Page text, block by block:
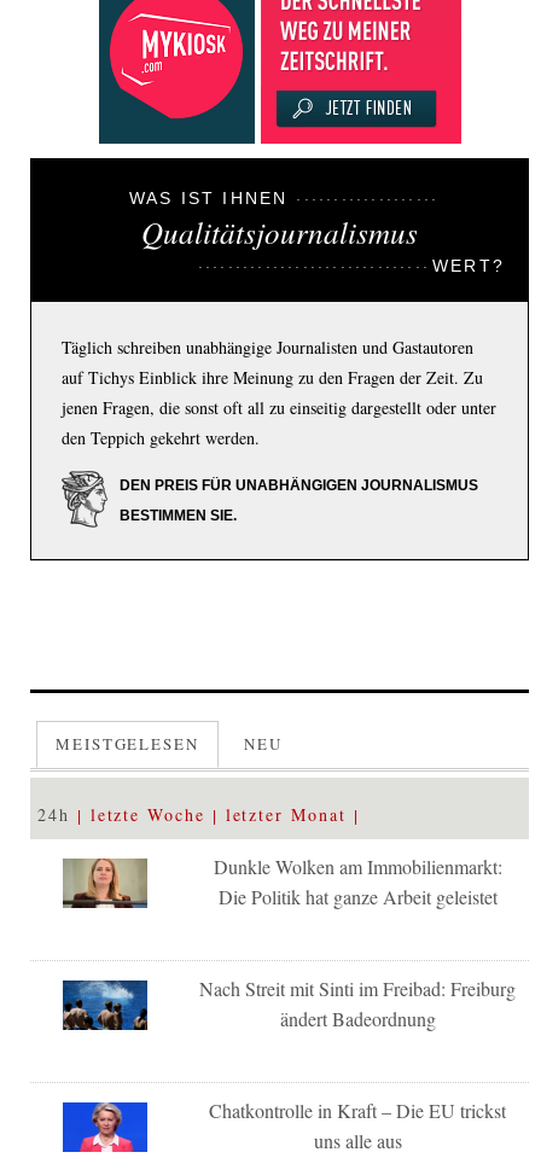
WAS IST IHNEN
Qualitätsjournalismus
WERT?
Täglich schreiben unabhängige Journalisten und Gastautoren
auf Tichys Einblick ihre Meinung zu den Fragen der Zeit. Zu
jenen Fragen, die sonst oft all zu einseitig dargestellt oder unter
den Teppich gekehrt werden.
DEN PREIS FÜR UNABHÄNGIGEN JOURNALISMUS
BESTIMMEN SIE.
MEISTGELESEN NEU
24h letzte Woche letzter Monat
Dunkle Wolken am Immobilienmarkt:
Die Politik hat ganze Arbeit geleistet
Nach Streit mit Sinti im Freibad: Freiburg
ändert Badeordnung
Chatkontrolle in Kraft – Die EU trickst
uns alle aus